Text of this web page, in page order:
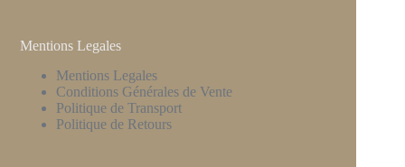
Mentions Legales
Mentions Legales
Conditions Générales de Vente
Politique de Transport
Politique de Retours